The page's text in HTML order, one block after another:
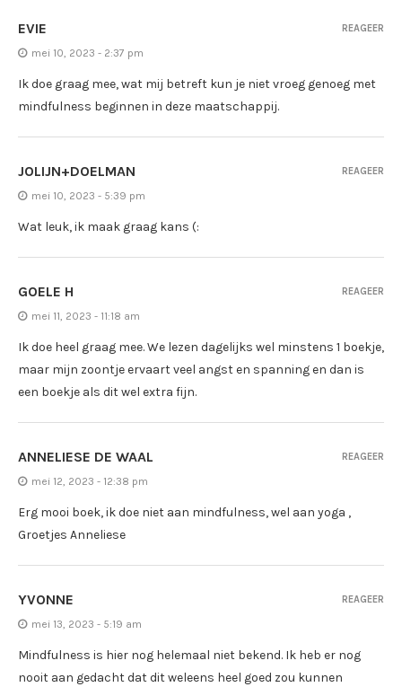
EVIE
mei 10, 2023 - 2:37 pm
Ik doe graag mee, wat mij betreft kun je niet vroeg genoeg met
mindfulness beginnen in deze maatschappij.
REAGEER
JOLIJN+DOELMAN
mei 10, 2023 - 5:39 pm
Wat leuk, ik maak graag kans (:
REAGEER
GOELE H
mei 11, 2023 - 11:18 am
Ik doe heel graag mee. We lezen dagelijks wel minstens 1 boekje,
maar mijn zoontje ervaart veel angst en spanning en dan is
een boekje als dit wel extra fijn.
REAGEER
ANNELIESE DE WAAL
mei 12, 2023 - 12:38 pm
Erg mooi boek, ik doe niet aan mindfulness, wel aan yoga ,
Groetjes Anneliese
REAGEER
YVONNE
mei 13, 2023 - 5:19 am
Mindfulness is hier nog helemaal niet bekend. Ik heb er nog
nooit aan gedacht dat dit weleens heel goed zou kunnen
REAGEER